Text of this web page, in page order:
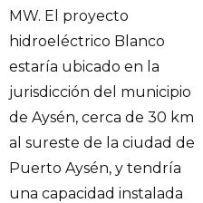
MW. El proyecto
hidroeléctrico Blanco
estaría ubicado en la
jurisdicción del municipio
de Aysén, cerca de 30 km
al sureste de la ciudad de
Puerto Aysén, y tendría
una capacidad instalada